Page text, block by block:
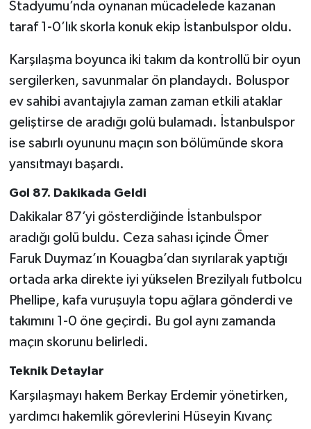
Stadyumu’nda oynanan mücadelede kazanan
taraf 1-0’lık skorla konuk ekip İstanbulspor oldu.
Karşılaşma boyunca iki takım da kontrollü bir oyun
sergilerken, savunmalar ön plandaydı. Boluspor
ev sahibi avantajıyla zaman zaman etkili ataklar
geliştirse de aradığı golü bulamadı. İstanbulspor
ise sabırlı oyununu maçın son bölümünde skora
yansıtmayı başardı.
Gol 87. Dakikada Geldi
Dakikalar 87’yi gösterdiğinde İstanbulspor
aradığı golü buldu. Ceza sahası içinde Ömer
Faruk Duymaz’ın Kouagba’dan sıyrılarak yaptığı
ortada arka direkte iyi yükselen Brezilyalı futbolcu
Phellipe, kafa vuruşuyla topu ağlara gönderdi ve
takımını 1-0 öne geçirdi. Bu gol aynı zamanda
maçın skorunu belirledi.
Teknik Detaylar
Karşılaşmayı hakem Berkay Erdemir yönetirken,
yardımcı hakemlik görevlerini Hüseyin Kıvanç
Türkiye Basketbol Ligi
Kadınlar Basketbol Ligi
Diğer Basketbol Ligleri
Formula 1
Atletizm
Hentbol
At Yarışı
Bisiklet
Boks
Motor Sporları